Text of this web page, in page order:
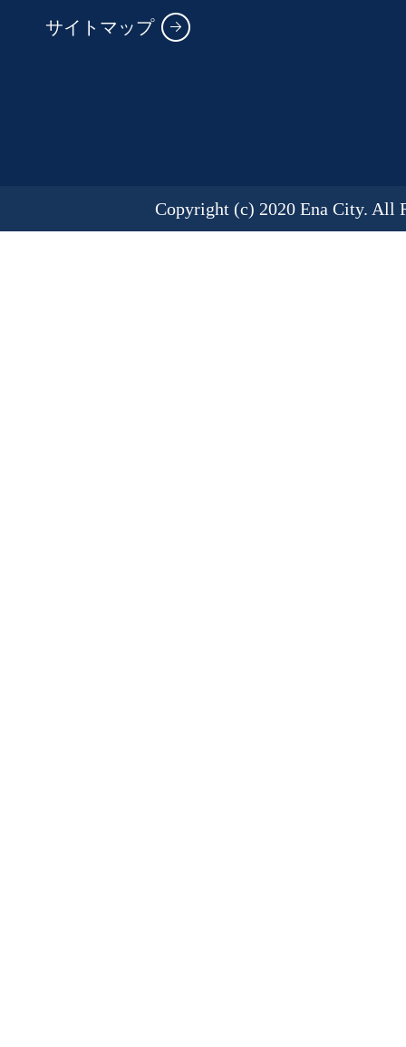
サイトマップ
Copyright (c) 2020 Ena City. All